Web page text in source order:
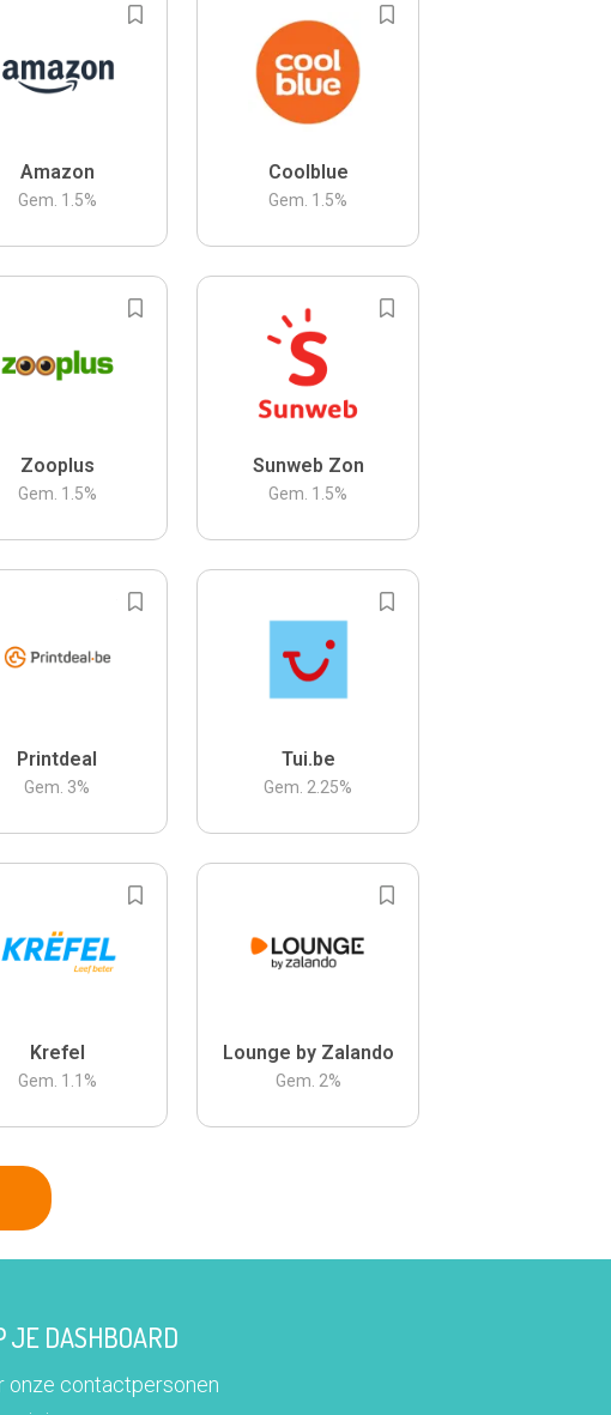
Amazon
Gem. 1.5%
Coolblue
Gem. 1.5%
Zooplus
Gem. 1.5%
Sunweb Zon
Gem. 1.5%
Printdeal
Gem. 3%
Tui.be
Gem. 2.25%
Krefel
Gem. 1.1 %
Lounge by Zalando
Gem. 2%
JE DASHBOARD
onze contactpersonen